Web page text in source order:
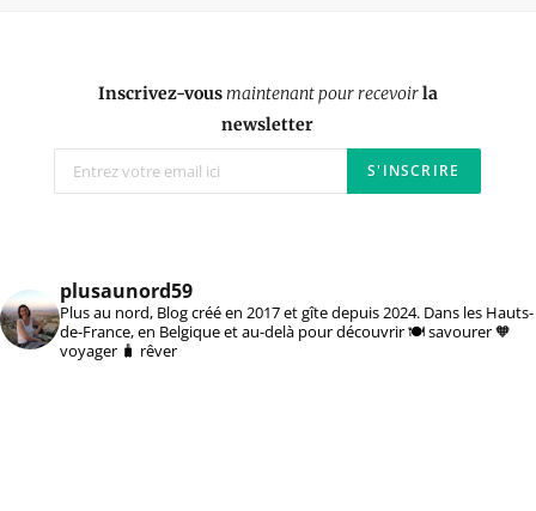
Inscrivez-vousmaintenant pour recevoirla
newsletter
plusaunord59
Plus au nord, Blog créé en 2017 et gîte depuis 2024. Dans les Hauts-
de-France, en Belgique et au-delà pour découvrir 🍽️ savourer 🧡
voyager 🧳 rêver